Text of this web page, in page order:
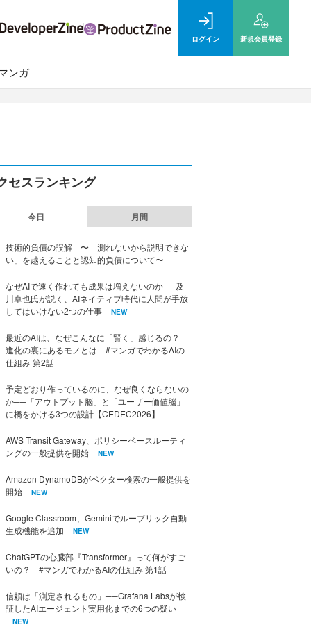
ログイン 新規会員登録
ンガ
セスランキング
今日 月間
技術的負債の誤解 〜「測れないから説明できな
い」を越えることと認知的負債について〜
なぜAIで速く作れても成果は増えないのか──及
川卓也氏が説く、AIネイティブ時代に人間が手放
してはいけない2つの仕事
NEW
最近のAIは、なぜこんなに「賢く」感じるの？
進化の裏にあるモノとは #マンガでわかるAIの
仕組み 第2話
予定どおり作っているのに、なぜ良くならないの
か──「アウトプット脳」と「ユーザー価値脳」
に橋をかける3つの設計【CEDEC2026】
AWS Transit Gateway、ポリシーベースルーティ
ングの一般提供を開始
NEW
Amazon DynamoDBがベクター検索の一般提供を
開始
NEW
Google Classroom、Geminiでルーブリック自動
生成機能を追加
NEW
ChatGPTの心臓部『Transformer』って何がすご
いの？ #マンガでわかるAIの仕組み 第1話
信頼は「測定されるもの」──Grafana Labsが検
証したAIエージェント実用化までの6つの疑い
NEW